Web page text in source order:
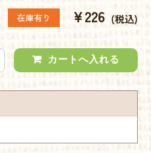
在庫有り ¥226 (税込)